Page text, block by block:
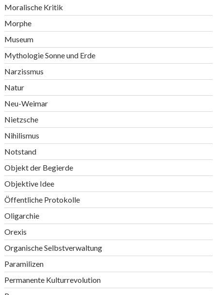
Moralische Kritik
Morphe
Museum
Mythologie Sonne und Erde
Narzissmus
Natur
Neu-Weimar
Nietzsche
Nihilismus
Notstand
Objekt der Begierde
Objektive Idee
Öffentliche Protokolle
Oligarchie
Orexis
Organische Selbstverwaltung
Paramilizen
Permanente Kulturrevolution